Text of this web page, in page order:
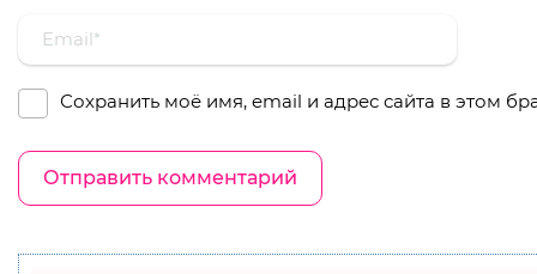
Сохранить моё имя, email и адрес сайта в этом